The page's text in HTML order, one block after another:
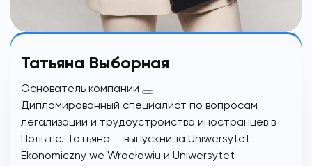
Татьяна Выборная
Основатель компании
Дипломированный специалист по вопросам
легализации и трудоустройства иностранцев в
Польше. Татьяна — выпускница Uniwersytet
Ekonomiczny we Wrocławiu и Uniwersytet